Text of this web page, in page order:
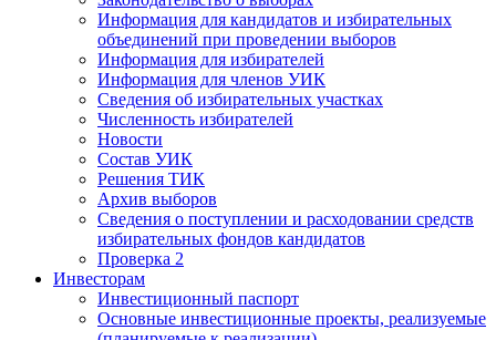
Информация для кандидатов и избирательных
объединений при проведении выборов
Информация для избирателей
Информация для членов УИК
Сведения об избирательных участках
Численность избирателей
Новости
Состав УИК
Решения ТИК
Архив выборов
Сведения о поступлении и расходовании средств
избирательных фондов кандидатов
Проверка 2
Инвесторам
Инвестиционный паспорт
Основные инвестиционные проекты, реализуемые